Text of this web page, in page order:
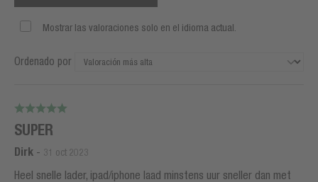
Mostrar las valoraciones solo en el idioma actual.
Ordenado por
SUPER
Dirk - 31 oct 2023
Heel snelle lader, ipad/iphone laad minstens uur sneller dan met